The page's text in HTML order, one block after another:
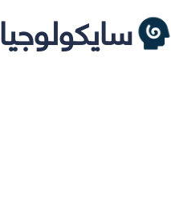
سايكولوجيا